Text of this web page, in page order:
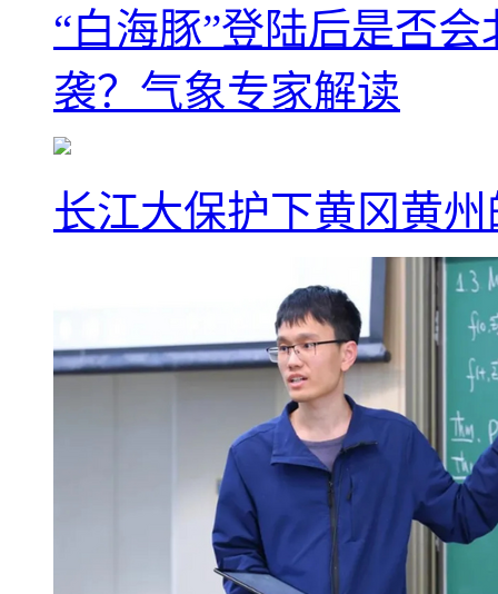
“白海豚”登陆后是否
袭？气象专家解读
长江大保护下黄冈黄